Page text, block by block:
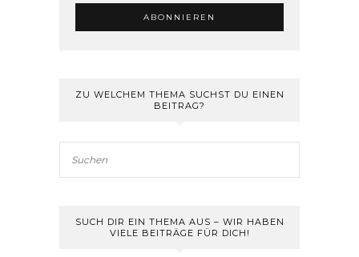
ZU WELCHEM THEMA SUCHST DU EINEN
BEITRAG?
SUCH DIR EIN THEMA AUS – WIR HABEN
VIELE BEITRÄGE FÜR DICH!